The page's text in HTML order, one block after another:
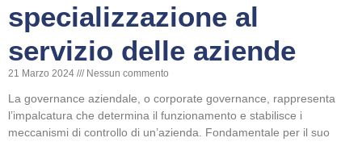
specializzazione al
servizio delle aziende
21 Marzo 2024 Nessun commento
La governance aziendale, o corporate governance, rappresenta
l’impalcatura che determina il funzionamento e stabilisce i
meccanismi di controllo di un’azienda. Fondamentale per il suo